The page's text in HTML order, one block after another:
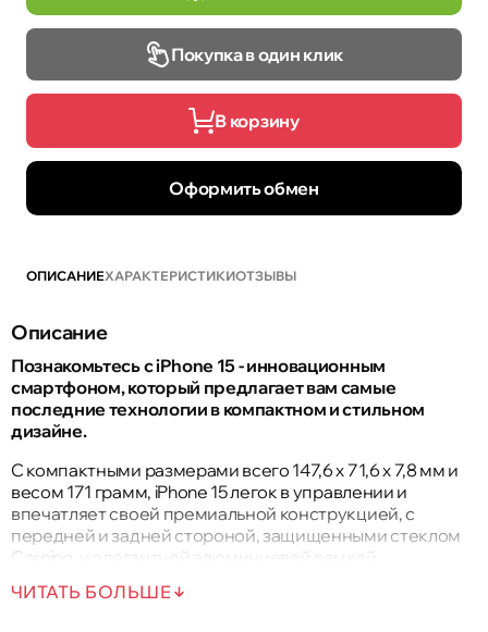
Покупка в один клик
В корзину
Оформить обмен
ОПИСАНИЕХАРАКТЕРИСТИКИОТЗЫВЫ
Описание
Познакомьтесь с iPhone 15 - инновационным
смартфоном, который предлагает вам самые
последние технологии в компактном и стильном
дизайне.
С компактными размерами всего 147,6 x 71,6 x 7,8 мм и
весом 171 грамм, iPhone 15 легок в управлении и
впечатляет своей премиальной конструкцией, с
передней и задней стороной, защищенными стеклом
Corning, и элегантной алюминиевой рамкой.
6,1-дюймовый экран Super Retina XDR OLED предлагает
ЧИТАТЬ БОЛЬШЕ